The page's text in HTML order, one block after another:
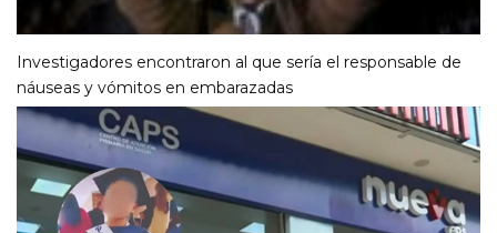
Investigadores encontraron al que sería el responsable de
náuseas y vómitos en embarazadas